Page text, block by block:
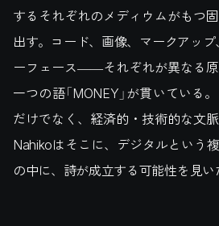
するそれぞれのメディウムがもつ
出す。コード、画像、マークアッ
ーフェース――それぞれが異なる原
一つの語「MONEY」が貫いている
だけでなく、経済的・技術的な文
Nahikoはそこに、デジタルという
の中に、詩が成立する可能性を見い